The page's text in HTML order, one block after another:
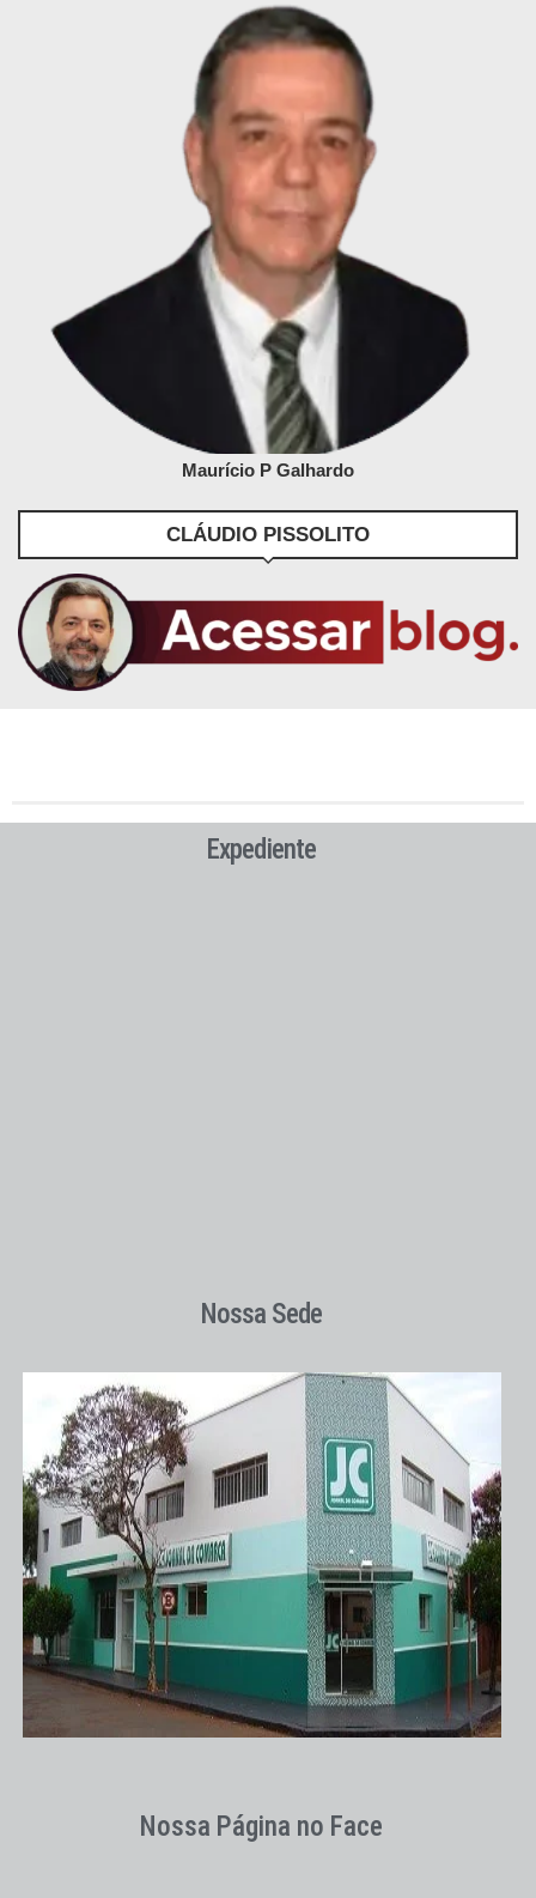
Maurício P Galhardo
CLÁUDIO PISSOLITO
Expediente
Nossa Sede
Nossa Página no Face